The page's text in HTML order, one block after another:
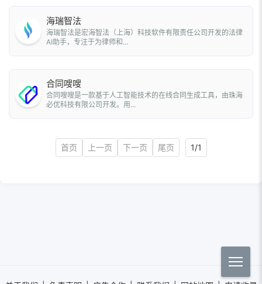
海瑞智法
海瑞智法是宏海智法（上海）科技软件有限责任公司开发的法律
AI助手，专注于为律师和...
合同嗖嗖
合同嗖嗖是一款基于人工智能技术的在线合同生成工具，由珠海
必优科技有限公司开发。用...
首页 上一页 下一页 尾页 1/1